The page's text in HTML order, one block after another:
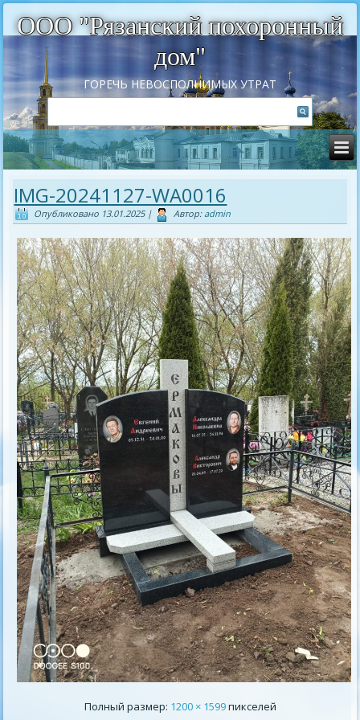
ООО "Рязанский похоронный
дом"
ГОРЕЧЬ НЕВОСПОЛНИМЫХ УТРАТ
IMG-20241127-WA0016
Опубликовано 13.01.2025| Автор: admin
Полный размер: 1200 × 1599пикселей